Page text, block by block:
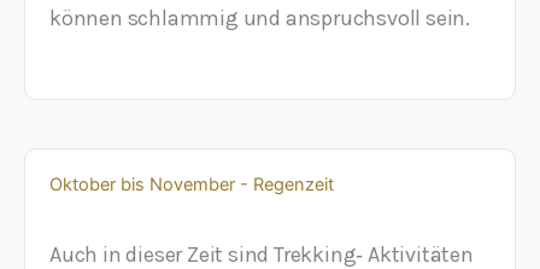
können schlammig und anspruchsvoll sein.
Oktober bis November - Regenzeit
Auch in dieser Zeit sind Trekking‑ Aktivitäten